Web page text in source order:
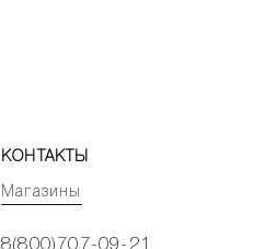
КОНТАКТЫ
Магазины
8(800)707-09-21